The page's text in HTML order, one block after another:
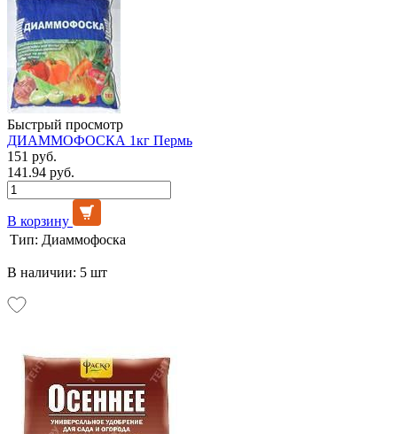
Быстрый просмотр
ДИАММОФОСКА 1кг Пермь
151 руб.
141.94 руб.
В корзину
Тип: Диаммофоска
В наличии: 5 шт